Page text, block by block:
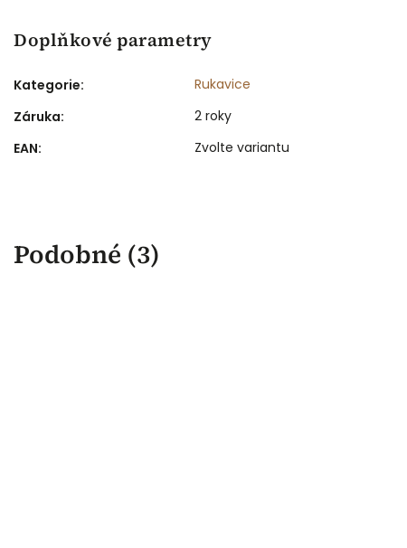
Doplňkové parametry
Kategorie:
Rukavice
Záruka:
2 roky
EAN: Zvolte variantu
Podobné (3)